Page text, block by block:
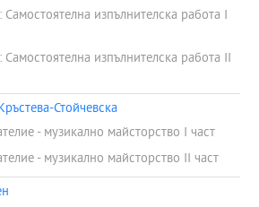
изпълнителска работа І
изпълнителска работа ІІ
Стойчевска
- музикално майсторство I част
- музикално майсторство II част